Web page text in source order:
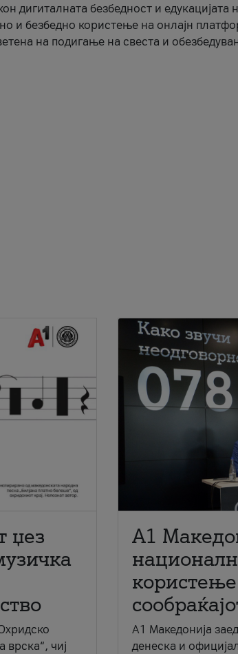
дигиталната безбедност и едукацијата
и безбедно користење на онлајн
на подигање на свеста и
џез
врска“, чиј
A1
користење
A1 Македонија
денеска и